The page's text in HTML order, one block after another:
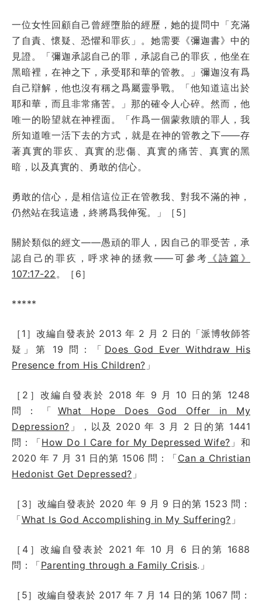
一位女性回顧自己曾經墮胎的經歷，她的提問中「充滿
了自責、懷疑、恐懼和罪疚」。她需要《彌迦書》中的
見證。「彌迦承認自己的罪，承認自己的罪疚，他坐在
黑暗裡，在神之下，承受耶和華的管教。」彌迦沒有爲
自己辯解，他也沒有稱之爲屬靈爭戰。「他知道這出於
耶和華，而且非常痛苦。」那的確令人心碎。然而，他
唯一的盼望就在神裡面。「作爲一個蒙救贖的罪人，我
所知道唯一活下去的方式，就是在神的管教之下——存
著真實的罪疚、真實的悲傷、真實的痛苦、真實的黑
暗，以及真實的、勇敢的信心。
勇敢的信心，是相信這位正在管教我、對我不滿的神，
仍然站在我這邊，終將爲我伸冤。」［5］
關於類似的經文——愚頑的罪人，因自己的罪受苦，承
認自己的罪疚，呼求神的拯救——可參考 《詩篇》
107:17-22 。［6］
*****
［1］改編自發表於 2013 年 2 月 2 日的「派博牧師答
疑」第 19 問：「 Does God Ever Withdraw His
Presence from His Children? 」
［2］改編自發表於 2018 年 9 月 10 日的第 1248
問：「 What Hope Does God Offer in My
Depression? 」，以及 2020 年 3 月 2 日的第 1441
問：「How Do I Care for My Depressed Wife? 」和
2020 年 7 月 31 日的第 1506 問：「Can a Christian
Hedonist Get Depressed? 」
［3］改編自發表於 2020 年 9 月 9 日的第 1523 問：
「What Is God Accomplishing in My Suffering? 」
［4］改編自發表於 2021 年 10 月 6 日的第 1688
問：「Parenting through a Family Crisis.」
［5］改編自發表於 2017 年 7 月 14 日的第 1067 問：